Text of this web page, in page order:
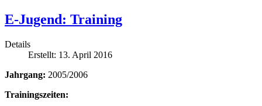
E-Jugend: Training
Details
Erstellt: 13. April 2016
Jahrgang: 2005/2006
Trainingszeiten: